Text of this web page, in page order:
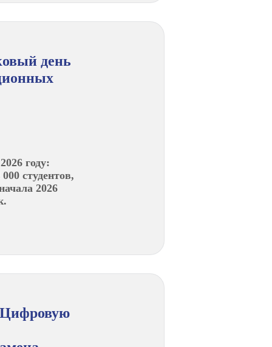
день
году:
студентов,
2026
Цифровую